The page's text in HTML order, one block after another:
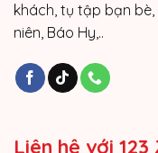
khách, tụ tập bạn bè,
niên, Báo Hy,..
Liên hệ với 123